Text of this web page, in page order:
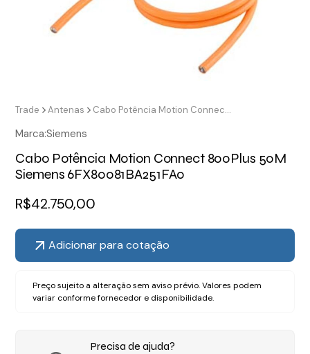
Trade Antenas Cabo Potência Motion Connect 800Plus 50M Siemens 6FX80081BA251FA0
Marca:Siemens
Cabo Potência Motion Connect 800Plus 50M
Siemens 6FX80081BA251FA0
R$42.750,00
Adicionar para cotação
Preço sujeito a alteração sem aviso prévio. Valores podem
variar conforme fornecedor e disponibilidade.
Precisa de ajuda?